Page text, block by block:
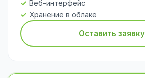
Веб-интерфейс
Хранение в облаке
Оставить заявку